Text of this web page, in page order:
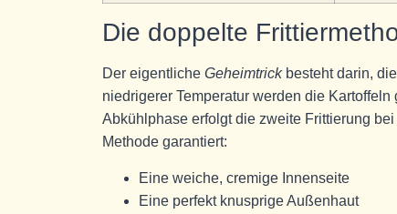
Die doppelte
Der eigentliche Geheimtrickbesteht darin,
niedrigerer Temperatur werden die
Abkühlphase erfolgt die zweite Frittierung
Methode garantiert:
Eine weiche, cremige Innenseite
Eine perfekt knusprige Außenhaut